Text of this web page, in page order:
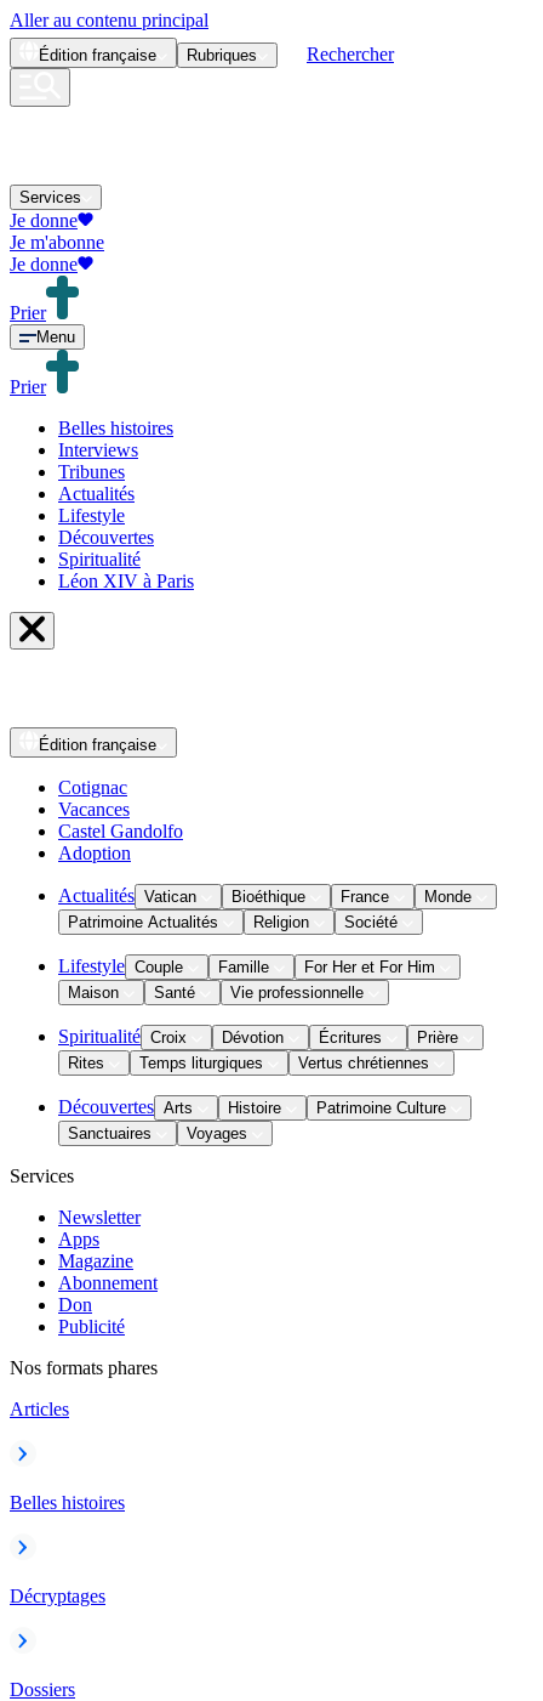
Aller au contenu principal
Édition française Rubriques Rechercher
Services
Je donne
Je m'abonne
Je donne
Prier
Menu
Prier
Belles histoires
Interviews
Tribunes
Actualités
Lifestyle
Découvertes
Spiritualité
Léon XIV à Paris
Édition française
Cotignac
Vacances
Castel Gandolfo
Adoption
Actualités Vatican Bioéthique France
Monde
Patrimoine Actualités
Religion Société
Lifestyle Couple Famille
For Her et For Him
Maison
Santé Vie professionnelle
Spiritualité Croix Dévotion Écritures
Prière
Rites
Temps liturgiques Vertus chrétiennes
Découvertes Arts Histoire
Patrimoine Culture
Sanctuaires
Voyages
Services
Newsletter
Apps
Magazine
Abonnement
Don
Publicité
Nos formats phares
Articles
Belles histoires
Décryptages
Dossiers